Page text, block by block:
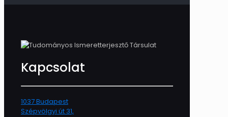
Kapcsolat
1037 Budapest
Szépvölgyi út 31,